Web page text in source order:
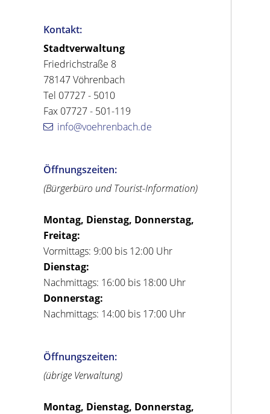
Kontakt:
Stadtverwaltung
Friedrichstraße 8
78147 Vöhrenbach
Tel 07727 - 5010
Fax 07727 - 501-119
info@voehrenbach.de
Öffnungszeiten:
(Bürgerbüro und Tourist-Information)
Montag, Dienstag, Donnerstag,
Freitag:
Vormittags: 9:00 bis 12:00 Uhr
Dienstag:
Nachmittags: 16:00 bis 18:00 Uhr
Donnerstag:
Nachmittags: 14:00 bis 17:00 Uhr
Öffnungszeiten:
(übrige Verwaltung)
Montag, Dienstag, Donnerstag,